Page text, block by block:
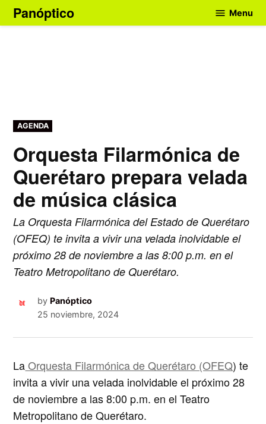
Skip
to
Panóptico Menu
POSTED
IN
AGENDA
Orquesta Filarmónica de
Querétaro prepara velada
de música clásica
La Orquesta Filarmónica del Estado de Querétaro
(OFEQ) te invita a vivir una velada inolvidable el
próximo 28 de noviembre a las 8:00 p.m. en el
Teatro Metropolitano de Querétaro.
by Panóptico
25 noviembre, 2024
LaOrquesta Filarmónica de Querétaro (OFEQ) te
invita a vivir una velada inolvidable el próximo 28
de noviembre a las 8:00 p.m. en elTeatro
Metropolitano de Querétaro.